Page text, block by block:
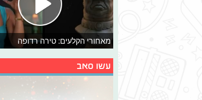
מאחורי הקלעים: טירה רדופה
עשו סאב